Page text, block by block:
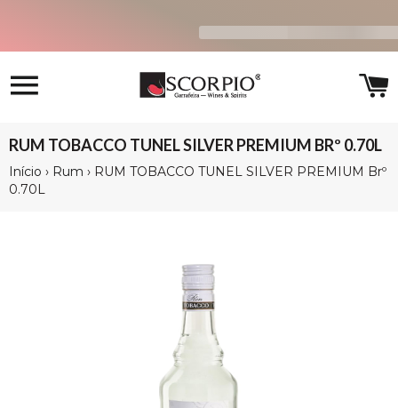
RUM TOBACCO TUNEL SILVER PREMIUM BRº 0.70L
Início › Rum › RUM TOBACCO TUNEL SILVER PREMIUM Brº
0.70L